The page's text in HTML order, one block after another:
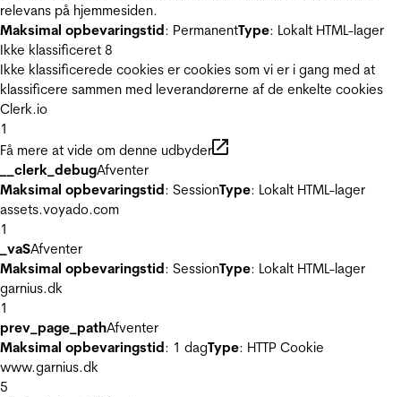
relevans på hjemmesiden.
Maksimal opbevaringstid: PermanentType: Lokalt HTML-lager
Ikke klassificeret 8
Ikke klassificerede cookies er cookies som vi er i gang med at
klassificere sammen med leverandørerne af de enkelte cookies
Clerk.io
1
Få mere at vide om denne udbyder
__clerk_debugAfventer
Maksimal opbevaringstid: SessionType: Lokalt HTML-lager
assets.voyado.com
1
_vaSAfventer
Maksimal opbevaringstid: SessionType: Lokalt HTML-lager
garnius.dk
1
prev_page_pathAfventer
Maksimal opbevaringstid: 1 dagType: HTTP Cookie
www.garnius.dk
5